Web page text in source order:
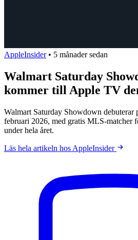
AppleInsider • 5 månader sedan
Walmart Saturday
kommer till Apple TV
Walmart Saturday Showdown debuterar
februari 2026, med gratis MLS-matcher
under hela året.
Läs hela artikeln hos AppleInsider